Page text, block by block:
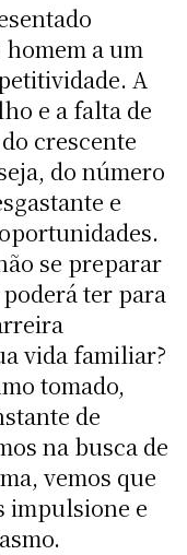
a um
A
e a falta de
crescente
do número
e
se preparar
ter para
vida familiar?
tomado,
de
na busca de
vemos que
impulsione e